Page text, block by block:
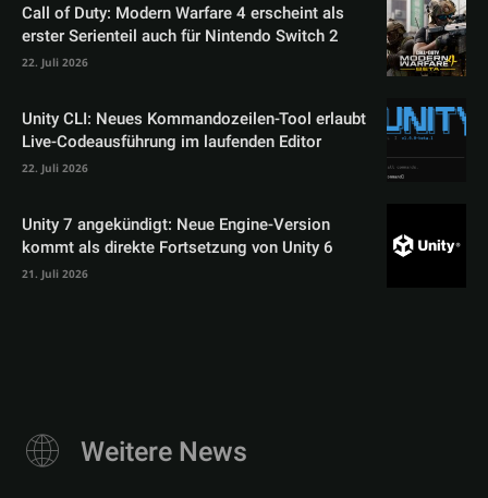
Call of Duty: Modern Warfare 4 erscheint als
erster Serienteil auch für Nintendo Switch 2
22. Juli 2026
Unity CLI: Neues Kommandozeilen-Tool erlaubt
Live-Codeausführung im laufenden Editor
22. Juli 2026
Unity 7 angekündigt: Neue Engine-Version
kommt als direkte Fortsetzung von Unity 6
21. Juli 2026
Weitere News